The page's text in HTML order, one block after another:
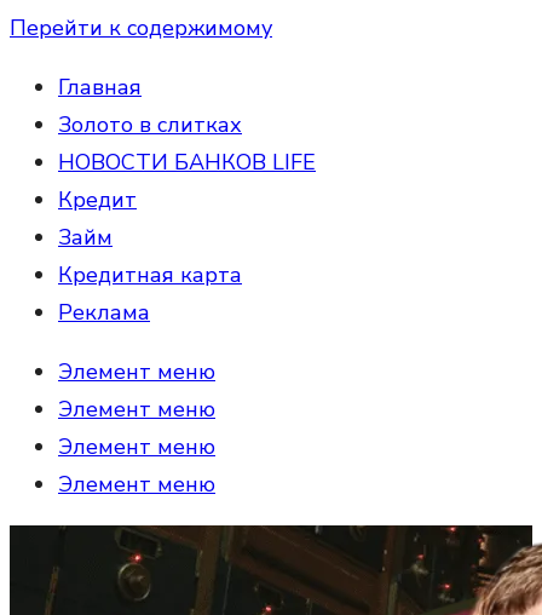
Перейти к содержимому
Главная
Золото в слитках
НОВОСТИ БАНКОВ LIFE
Кредит
Займ
Кредитная карта
Реклама
Элемент меню
Элемент меню
Элемент меню
Элемент меню